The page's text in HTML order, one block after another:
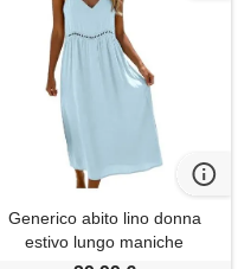
Generico abito lino donna
estivo lungo maniche